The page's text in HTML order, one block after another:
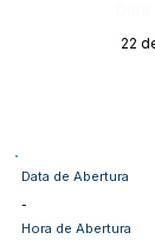
22
Data de Abertura
-
Hora de Abertura